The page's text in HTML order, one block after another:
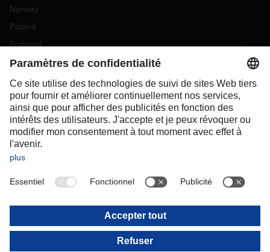
Norway
Poland
Portugal
Romania
Slovakia
Spain
Sweden
Switzerland(DE FR)
Turkey
OCEANIA